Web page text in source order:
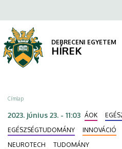
Debreceni
Egyetem
kutatójának
sikere
a
Hackathonon
a
tartalomra
DEBRECENI EGYETEM
HÍREK
Morzsa
Címlap
2023. június 23. - 11:03 ÁOK
EGÉSZSÉGTUDOMÁNY
INNOVÁCIÓ
NEUROTECH
TUDOMÁNY